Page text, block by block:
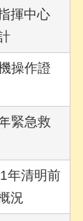
揮中心
操作證
緊急救
年清明前
況